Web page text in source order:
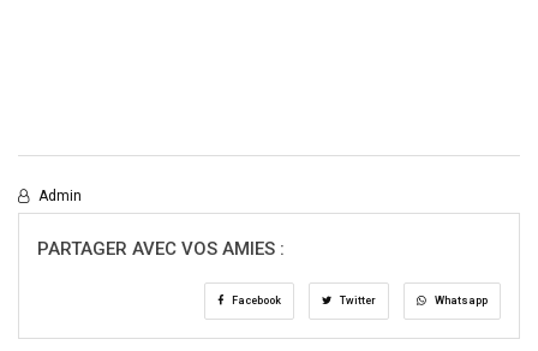
Admin
PARTAGER AVEC VOS AMIES :
Facebook Twitter Whatsapp